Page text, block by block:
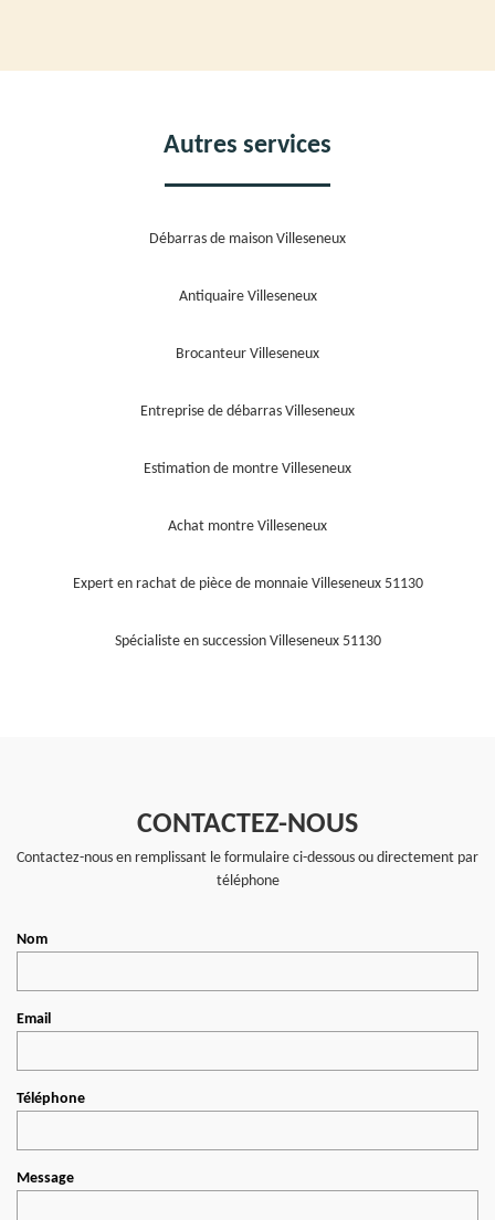
Autres services
Débarras de maison Villeseneux
Antiquaire Villeseneux
Brocanteur Villeseneux
Entreprise de débarras Villeseneux
Estimation de montre Villeseneux
Achat montre Villeseneux
Expert en rachat de pièce de monnaie Villeseneux 51130
Spécialiste en succession Villeseneux 51130
CONTACTEZ-NOUS
Contactez-nous en remplissant le formulaire ci-dessous ou directement par
téléphone
Nom
Email
Téléphone
Message